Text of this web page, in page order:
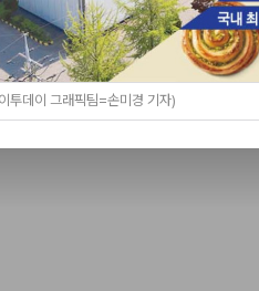
데이 그래픽팀=손미경 기자)